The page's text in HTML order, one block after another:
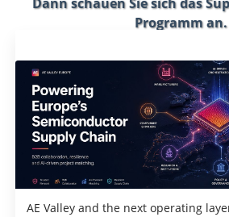
Programman.
AE Valley and the next operating